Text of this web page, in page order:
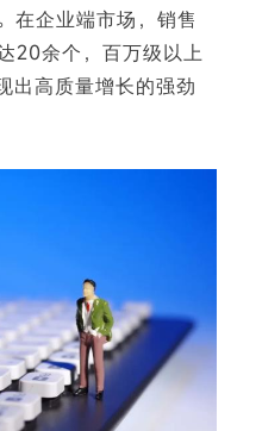
在企业端市场，销售
20余个，百万级以上
出高质量增长的强劲